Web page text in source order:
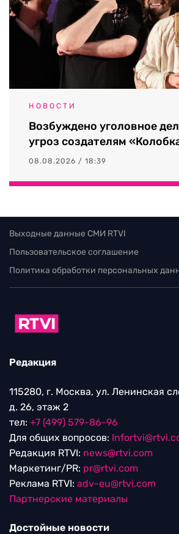
НОВОСТИ
Возбуждено уголовное
угроз создателям
08.08.2026 / 18:39
Выходные данные СМИ RTVI
Пользовательское соглашение
Политика обработки персональных
Редакция
115280, г. Москва, ул. Ленинская
д. 26, этаж 2
тел: +7 (499) 579-86-96
Для общих вопросов:
Редакция RTVI: news@rtvi.com
Маркетинг/PR: pr@rtvi.com
Реклама RTVI: adv-eu@rtvi.com
Партнерские материалы
Достойные новости